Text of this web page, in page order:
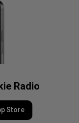
Radio
Store